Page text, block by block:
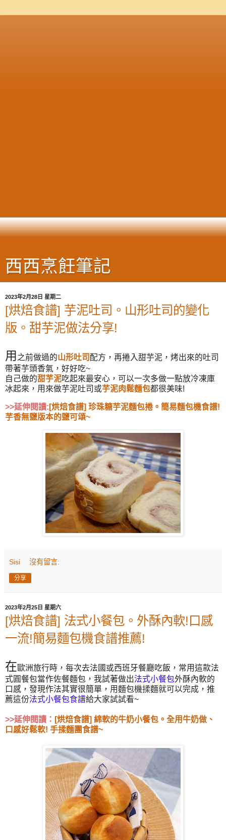
西西烹飪筆記
2023年2月28日 星期二
[烘焙食譜] 芋泥吐司。山形吐司的變化
版。甜芋泥做法分享!
用 之前做過的山形吐司 配方，再捲入甜芋泥，烤出來的吐司
帶著芋頭香氣，好好吃~
自己做的甜芋泥吃起來最安心， 可以一次多做一點放冷凍庫
冰起來，用來做芋泥吐司或芋泥肉鬆麵包都很美味!
>>延伸閱讀: [烘焙食譜] 珍珠糖芋泥麵包捲。簡易麵包機食譜!
芋香無鹽版本的鹽可頌~
Sisi 沒有留言:
分享
2023年2月25日 星期六
[烘焙食譜] 法式小餐包。外酥內軟!口感
一流!簡易麵包機食譜推薦!
在歐洲旅行時，每次去法國或西班牙餐廳吃飯，常用這款法
式圓餐包當作佐餐麵包，我試著做出法式小餐包外酥內軟的
口感，發現作法其實很簡單，用麵包機揉麵就可以完成，推
薦這份法式小餐包食譜給大家試試看~
>>延伸閱讀： [烘焙食譜] 綿軟的牛奶小餐包。全用牛奶做、
口感好鬆軟! 手揉麵團食譜~